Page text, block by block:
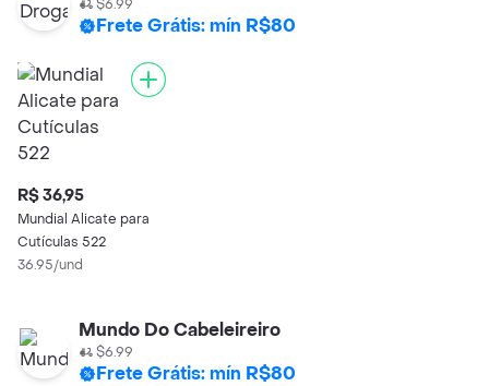
$6.99
Frete Grátis: mín R$80
R$ 36,95
Mundial Alicate para
Cutículas 522
36.95/und
Mundo Do Cabeleireiro
$6.99
Frete Grátis: mín R$80